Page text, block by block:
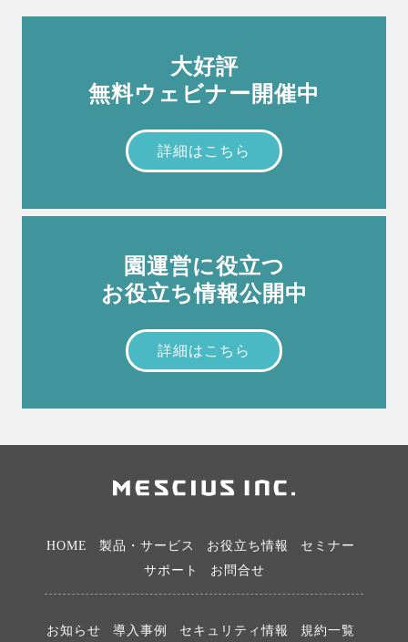
大好評
無料ウェビナー開催中
詳細はこちら
園運営に役立つ
お役立ち情報公開中
詳細はこちら
HOME 製品・サービス お役立ち情報
セミナー
サポート
お問合せ
お知らせ 導入事例 セキュリティ情報 規約一覧